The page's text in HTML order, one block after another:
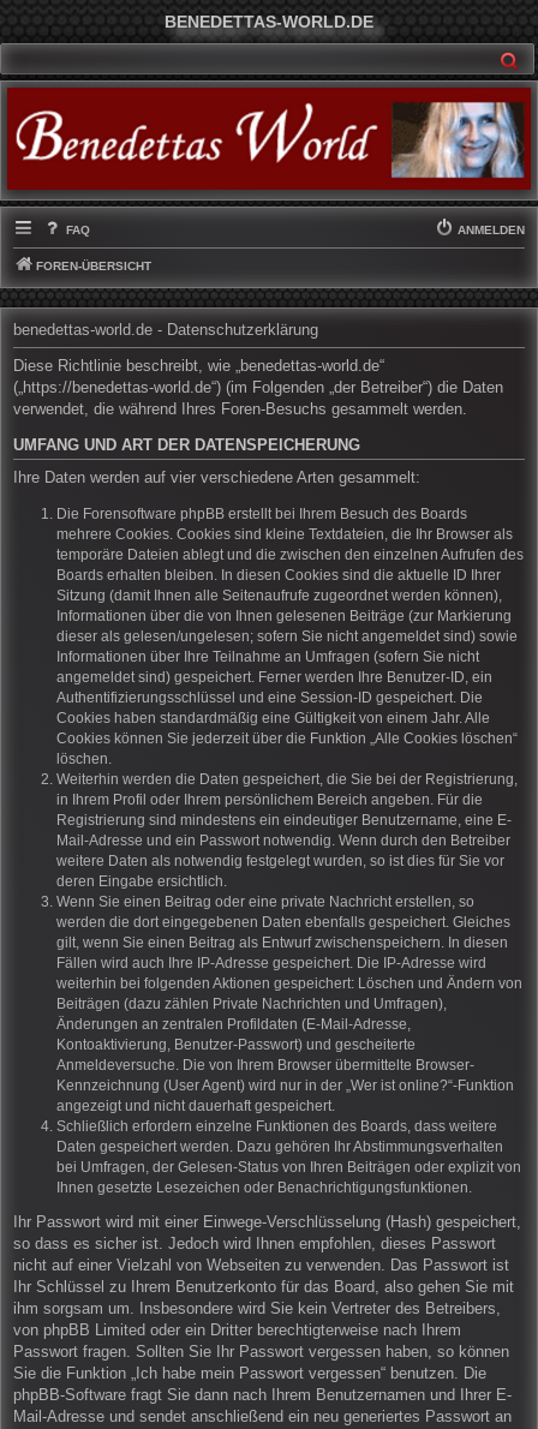
BENEDETTAS-WORLD.DE
FAQ ANMELDEN
FOREN-ÜBERSICHT
benedettas-world.de - Datenschutzerklärung
Diese Richtlinie beschreibt, wie „benedettas-world.de“
(„https://benedettas-world.de“) (im Folgenden „der Betreiber“) die Daten
verwendet, die während Ihres Foren-Besuchs gesammelt werden.
UMFANG UND ART DER DATENSPEICHERUNG
Ihre Daten werden auf vier verschiedene Arten gesammelt:
Die Forensoftware phpBB erstellt bei Ihrem Besuch des Boards
mehrere Cookies. Cookies sind kleine Textdateien, die Ihr Browser als
temporäre Dateien ablegt und die zwischen den einzelnen Aufrufen des
Boards erhalten bleiben. In diesen Cookies sind die aktuelle ID Ihrer
Sitzung (damit Ihnen alle Seitenaufrufe zugeordnet werden können),
Informationen über die von Ihnen gelesenen Beiträge (zur Markierung
dieser als gelesen/ungelesen; sofern Sie nicht angemeldet sind) sowie
Informationen über Ihre Teilnahme an Umfragen (sofern Sie nicht
angemeldet sind) gespeichert. Ferner werden Ihre Benutzer-ID, ein
Authentifizierungsschlüssel und eine Session-ID gespeichert. Die
Cookies haben standardmäßig eine Gültigkeit von einem Jahr. Alle
Cookies können Sie jederzeit über die Funktion „Alle Cookies löschen“
löschen.
Weiterhin werden die Daten gespeichert, die Sie bei der Registrierung,
in Ihrem Profil oder Ihrem persönlichem Bereich angeben. Für die
Registrierung sind mindestens ein eindeutiger Benutzername, eine E-
Mail-Adresse und ein Passwort notwendig. Wenn durch den Betreiber
weitere Daten als notwendig festgelegt wurden, so ist dies für Sie vor
deren Eingabe ersichtlich.
Wenn Sie einen Beitrag oder eine private Nachricht erstellen, so
werden die dort eingegebenen Daten ebenfalls gespeichert. Gleiches
gilt, wenn Sie einen Beitrag als Entwurf zwischenspeichern. In diesen
Fällen wird auch Ihre IP-Adresse gespeichert. Die IP-Adresse wird
weiterhin bei folgenden Aktionen gespeichert: Löschen und Ändern von
Beiträgen (dazu zählen Private Nachrichten und Umfragen),
Änderungen an zentralen Profildaten (E-Mail-Adresse,
Kontoaktivierung, Benutzer-Passwort) und gescheiterte
Anmeldeversuche. Die von Ihrem Browser übermittelte Browser-
Kennzeichnung (User Agent) wird nur in der „Wer ist online?“-Funktion
angezeigt und nicht dauerhaft gespeichert.
Schließlich erfordern einzelne Funktionen des Boards, dass weitere
Daten gespeichert werden. Dazu gehören Ihr Abstimmungsverhalten
bei Umfragen, der Gelesen-Status von Ihren Beiträgen oder explizit von
Ihnen gesetzte Lesezeichen oder Benachrichtigungsfunktionen.
Ihr Passwort wird mit einer Einwege-Verschlüsselung (Hash) gespeichert,
so dass es sicher ist. Jedoch wird Ihnen empfohlen, dieses Passwort
nicht auf einer Vielzahl von Webseiten zu verwenden. Das Passwort ist
Ihr Schlüssel zu Ihrem Benutzerkonto für das Board, also gehen Sie mit
ihm sorgsam um. Insbesondere wird Sie kein Vertreter des Betreibers,
von phpBB Limited oder ein Dritter berechtigterweise nach Ihrem
Passwort fragen. Sollten Sie Ihr Passwort vergessen haben, so können
Sie die Funktion „Ich habe mein Passwort vergessen“ benutzen. Die
phpBB-Software fragt Sie dann nach Ihrem Benutzernamen und Ihrer E-
Mail-Adresse und sendet anschließend ein neu generiertes Passwort an